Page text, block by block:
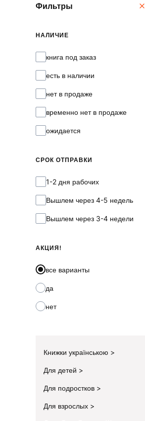
Фильтры
НАЛИЧИЕ
Наличие
книга под заказ
есть в наличии
нет в продаже
временно нет в продаже
ожидается
СРОК ОТПРАВКИ
Срок отправки
1-2 дня рабочих
Вышлем через 4-5 недель
Вышлем через 3-4 недели
АКЦИЯ!
все варианты
да
нет
Книжки українською
Для детей
Для подростков
Для взрослых